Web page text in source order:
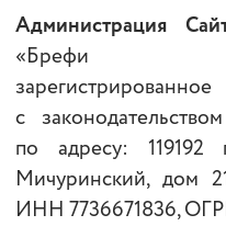
Администрация
«Брефи
с
по адресу: 119192
Мичуринский, дом
ИНН 7736671836,